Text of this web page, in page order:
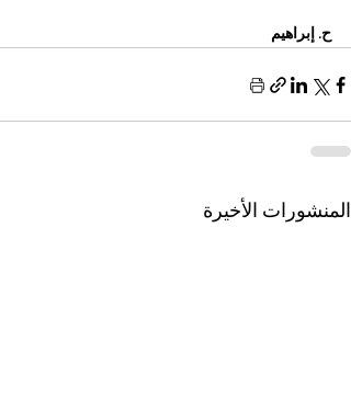
ح. إبراهيم
المنشورات الأخيرة